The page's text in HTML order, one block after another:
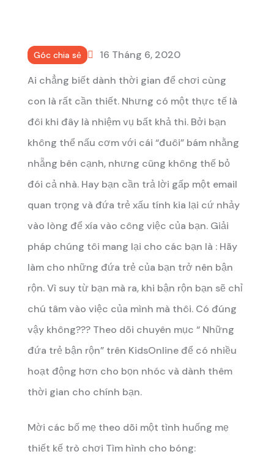
Góc chia sẻ
16 Tháng 6, 2020
Ai chẳng biết dành thời gian để chơi cùng
con là rất cần thiết. Nhưng có một thực tế là
đôi khi đây là nhiệm vụ bất khả thi. Bởi bạn
không thể nấu cơm với cái “đuôi” bám nhằng
nhẵng bên cạnh, nhưng cũng không thế bỏ
đói cả nhà. Hay bạn cần trả lời gấp một email
quan trọng và đứa trẻ xấu tính kia lại cứ nhảy
vào lòng để xía vào công việc của bạn. Giải
pháp chúng tôi mang lại cho các bạn là : Hãy
làm cho những đứa trẻ của bạn trở nên bận
rộn. Vì suy từ bạn mà ra, khi bận rộn bạn sẽ chỉ
chú tâm vào việc của mình mà thôi. Có đúng
vậy không??? Theo dõi chuyên mục “ Những
đứa trẻ bận rộn” trên KidsOnline để có nhiều
hoạt động hơn cho bọn nhóc và dành thêm
thời gian cho chính bạn.
Mời các bố mẹ theo dõi một tình huống mẹ
thiết kế trò chơi Tìm hình cho bóng: